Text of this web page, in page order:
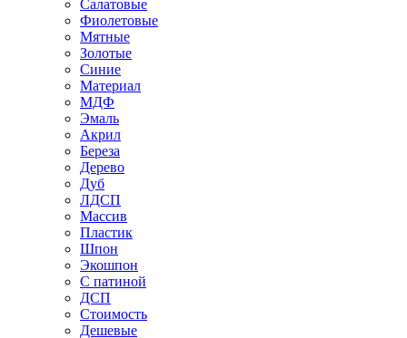
Салатовые
Фиолетовые
Мятные
Золотые
Синие
Материал
МДФ
Эмаль
Акрил
Береза
Дерево
Дуб
ЛДСП
Массив
Пластик
Шпон
Экошпон
С патиной
ДСП
Стоимость
Дешевые